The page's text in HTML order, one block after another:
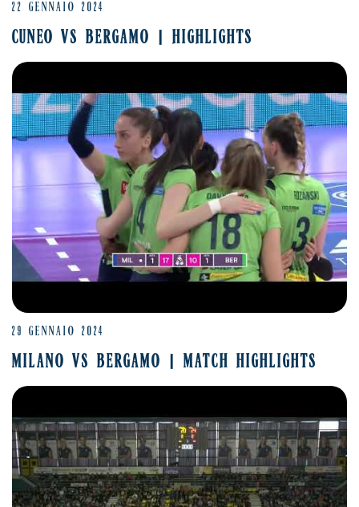
22 GENNAIO 2024
CUNEO VS BERGAMO | HIGHLIGHTS
29 GENNAIO 2024
MILANO VS BERGAMO | MATCH HIGHLIGHTS